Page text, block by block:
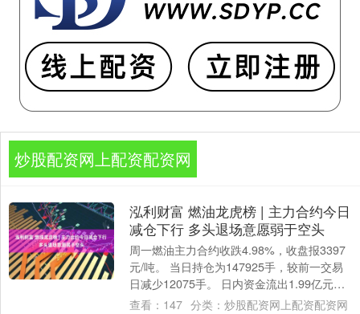
炒股配资网上配资配资网
泓利财富 燃油龙虎榜 | 主力合约今日
减仓下行 多头退场意愿弱于空头
周一燃油主力合约收跌4.98%，收盘报3397
元/吨。 当日持仓为147925手，较前一交易
日减少12075手。 日内资金流出1.99亿元。
多空持仓： 今日前....
查看： 147 分类： 炒股配资网上配资配资网